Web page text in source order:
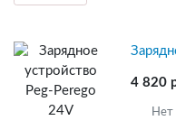
4 820
Нет